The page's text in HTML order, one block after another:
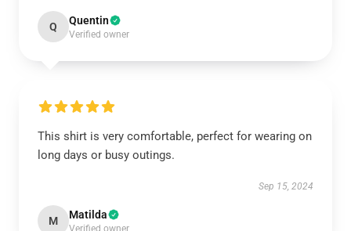
Q Quentin
Verified owner
This shirt is very comfortable, perfect for wearing on
long days or busy outings.
Sep 15, 2024
M Matilda
Verified owner